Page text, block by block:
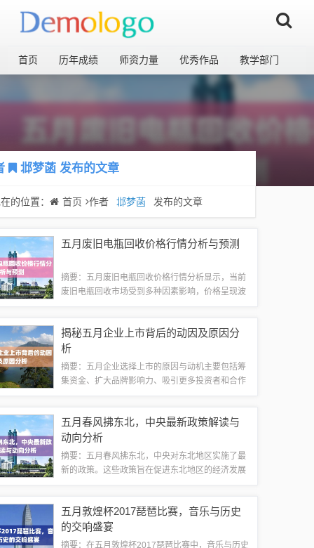
首页 历年成绩 师资力量 优秀作品 教学部门
邶梦菡发布的文章
的位置： 首页 作者 邶梦菡 发布的文章
五月废旧电瓶回收价格行情分析与预测
摘要：五月废旧电瓶回收价格行情分析显示，当前
废旧电瓶回收市场受到多种因素影响，价格呈现波
情，以便做出合理的交易决策。也需要注意废...
揭秘五月企业上市背后的动因及原因分
析
摘要：五月企业选择上市的原因与动机主要包括筹
集资金、扩大品牌影响力、吸引更多投资者和合作
度和信誉度，进而吸引更多的客户和合作伙伴...
五月春风拂东北，中央最新政策解读与
动向分析
摘要：五月春风拂东北，中央对东北地区实施了最
新的政策。这些政策旨在促进东北地区的经济发展
些政策的实施将为东北地区的发展注入新的动...
五月敦煌杯2017琵琶比赛，音乐与历史
的交响盛宴
摘要：在五月敦煌杯2017琵琶比赛中，音乐与历史